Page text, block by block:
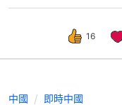
16
中國 即時中國